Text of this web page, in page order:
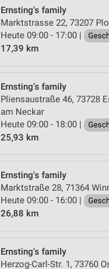
Ernsting's family
Marktstrasse 22, 73207
Heute 09:00 - 17:00 |
17,39 km
Ernsting's family
Pliensaustraße 46, 73728
am Neckar
Heute 09:00 - 18:00 |
25,93 km
Ernsting's family
Marktstraße 28, 71364
Heute 09:00 - 16:00 |
26,88 km
Ernsting's family
Herzog-Carl-Str. 1, 73760